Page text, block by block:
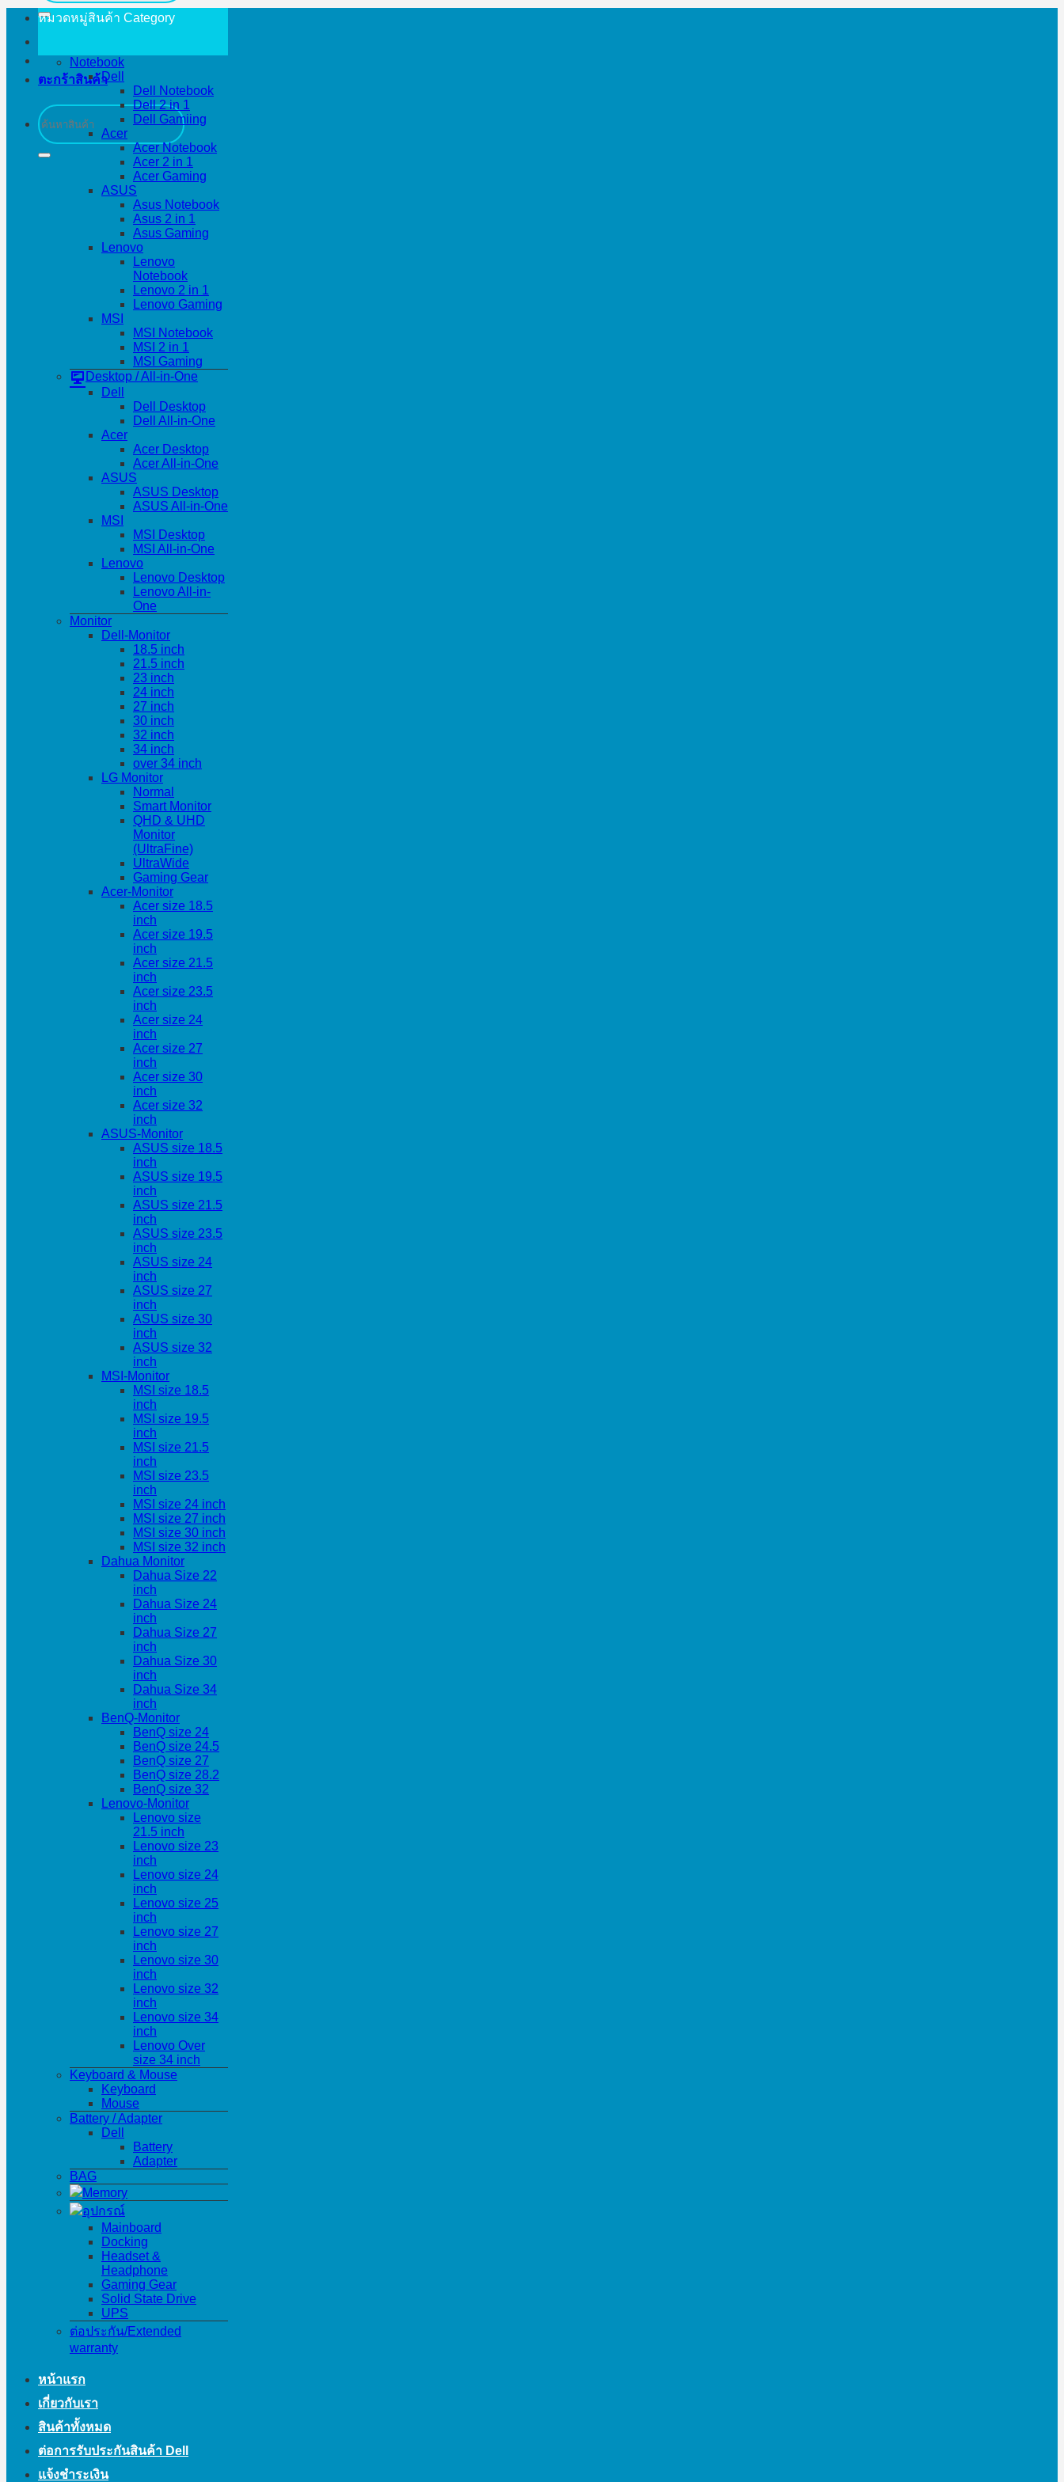
ตะกร้าสินค้า
ค้นหา:
หมวดหมู่สินค้า Category
Notebook
Dell
Dell Notebook
Dell 2 in 1
Dell Gamiing
Acer
Acer Notebook
Acer 2 in 1
Acer Gaming
ASUS
Asus Notebook
Asus 2 in 1
Asus Gaming
Lenovo
Lenovo
Notebook
Lenovo 2 in 1
Lenovo Gaming
MSI
MSI Notebook
MSI 2 in 1
MSI Gaming
Desktop / All-in-One
Dell
Dell Desktop
Dell All-in-One
Acer
Acer Desktop
Acer All-in-One
ASUS
ASUS Desktop
ASUS All-in-One
MSI
MSI Desktop
MSI All-in-One
Lenovo
Lenovo Desktop
Lenovo All-in-
One
Monitor
Dell-Monitor
18.5 inch
21.5 inch
23 inch
24 inch
27 inch
30 inch
32 inch
34 inch
over 34 inch
LG Monitor
Normal
Smart Monitor
QHD & UHD
Monitor
(UltraFine)
UltraWide
Gaming Gear
Acer-Monitor
Acer size 18.5
inch
Acer size 19.5
inch
Acer size 21.5
inch
Acer size 23.5
inch
Acer size 24
inch
Acer size 27
inch
Acer size 30
inch
Acer size 32
inch
ASUS-Monitor
ASUS size 18.5
inch
ASUS size 19.5
inch
ASUS size 21.5
inch
ASUS size 23.5
inch
ASUS size 24
inch
ASUS size 27
inch
ASUS size 30
inch
ASUS size 32
inch
MSI-Monitor
MSI size 18.5
inch
MSI size 19.5
inch
MSI size 21.5
inch
MSI size 23.5
inch
MSI size 24 inch
MSI size 27 inch
MSI size 30 inch
MSI size 32 inch
Dahua Monitor
Dahua Size 22
inch
Dahua Size 24
inch
Dahua Size 27
inch
Dahua Size 30
inch
Dahua Size 34
inch
BenQ-Monitor
BenQ size 24
BenQ size 24.5
BenQ size 27
BenQ size 28.2
BenQ size 32
Lenovo-Monitor
Lenovo size
21.5 inch
Lenovo size 23
inch
Lenovo size 24
inch
Lenovo size 25
inch
Lenovo size 27
inch
Lenovo size 30
inch
Lenovo size 32
inch
Lenovo size 34
inch
Lenovo Over
size 34 inch
Keyboard & Mouse
Keyboard
Mouse
Battery / Adapter
Dell
Battery
Adapter
BAG
Memory
อุปกรณ์
Mainboard
Docking
Headset &
Headphone
Gaming Gear
Solid State Drive
UPS
ต่อประกัน/Extended
warranty
หน้าแรก
เกี่ยวกับเรา
สินค้าทั้งหมด
ต่อการรับประกันสินค้า Dell
แจ้งชำระเงิน